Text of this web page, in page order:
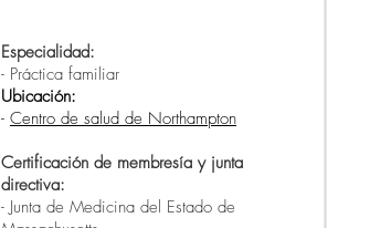
Especialidad:
- Práctica familiar
Ubicación:
- Centro de salud de Northampton
Certificación de membresía y junta
directiva:
- Junta de Medicina del Estado de